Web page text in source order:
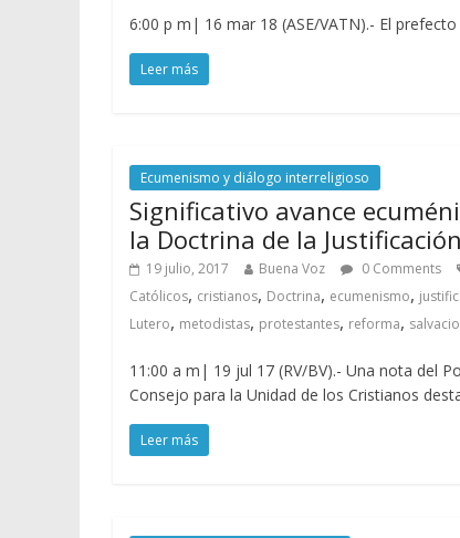
6:00 p m| 16 mar 18 (ASE/VATN).- El
Leer más
Ecumenismo y diálogo interreligioso
Significativo avance
la Doctrina de la Justificación
19 julio, 2017 Buena Voz
0 Comments
Católicos, cristianos, Doctrina, ecumenismo,
Lutero, metodistas, protestantes, reforma,
11:00 a m| 19 jul 17 (RV/BV).- Una nota del
Consejo para la Unidad de los Cristianos
Leer más